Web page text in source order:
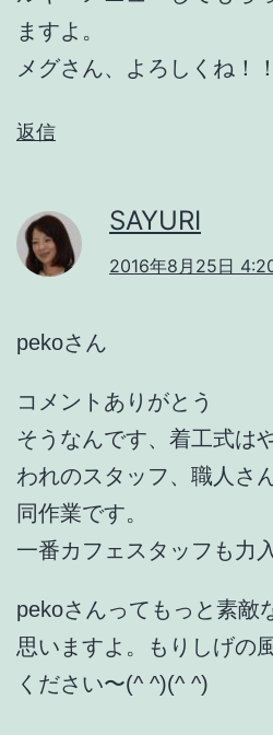
ますよ。
メグさん、よろしくね！！
返信
SAYURI
2016年8月25日
pekoさん
コメントありがとう
そうなんです、着工式は
われのスタッフ、職人さ
同作業です。
一番カフェスタッフも力
pekoさんってもっと素敵
思いますよ。もりしげの
ください〜(^ ^)(^ ^)